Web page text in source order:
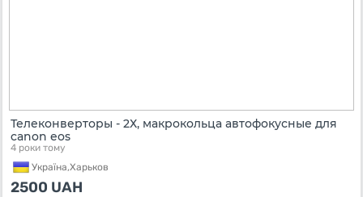
Телеконверторы - 2Х, макрокольца автофокусные для
canon eos
4 роки тому
Україна,Харьков
2500 UAH